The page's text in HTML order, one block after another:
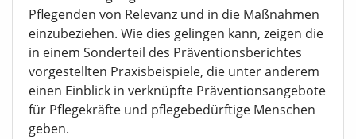
Pflegenden von Relevanz und in die Maßnahmen
einzubeziehen. Wie dies gelingen kann, zeigen die
in einem Sonderteil des Präventionsberichtes
vorgestellten Praxisbeispiele, die unter anderem
einen Einblick in verknüpfte Präventionsangebote
für Pflegekräfte und pflegebedürftige Menschen
geben.